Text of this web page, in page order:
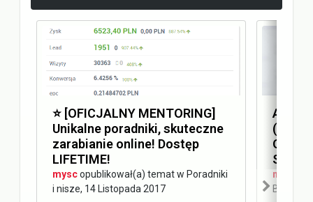
⭐️ [OFICJALNY MENTORING]
Unikalne poradniki, skuteczne
zarabianie online! Dostęp
LIFETIME!
myscopublikował(a) temat w Poradniki
i nisze, 14 Listopada 2017
(AEO)
SEO
mysc
Blog